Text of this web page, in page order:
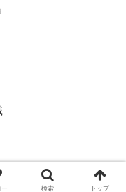
ー 検索 トップ